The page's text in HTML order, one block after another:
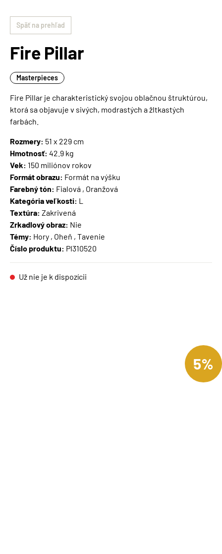
Späť na prehľad
Fire Pillar
Masterpieces
Fire Pillar je charakteristický svojou oblačnou štruktúrou,
ktorá sa objavuje v sivých, modrastých a žltkastých
farbách.
Rozmery: 51 x 229 cm
Hmotnosť: 42.9 kg
Vek: 150 miliónov rokov
Formát obrazu: Formát na výšku
Farebný tón: Fialová , Oranžová
Kategória veľkosti: L
Textúra: Zakrivená
Zrkadlový obraz: Nie
Témy: Hory , Oheň , Tavenie
Číslo produktu: PI310520
Už nie je k dispozícii
5%